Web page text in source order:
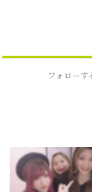
フォローす